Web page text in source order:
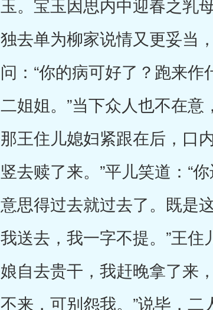
玉。宝玉因思内中迎春之乳
独去单为柳家说情又更妥当
问：“你的病可好了？跑来
二姐姐。”当下众人也不在意
那王住儿媳妇紧跟在后，口
竖去赎了来。”平儿笑道：“
意思得过去就过去了。既是
我送去，我一字不提。”王
娘自去贵干，我赶晚拿了来
不来，可别怨我。”说毕，二